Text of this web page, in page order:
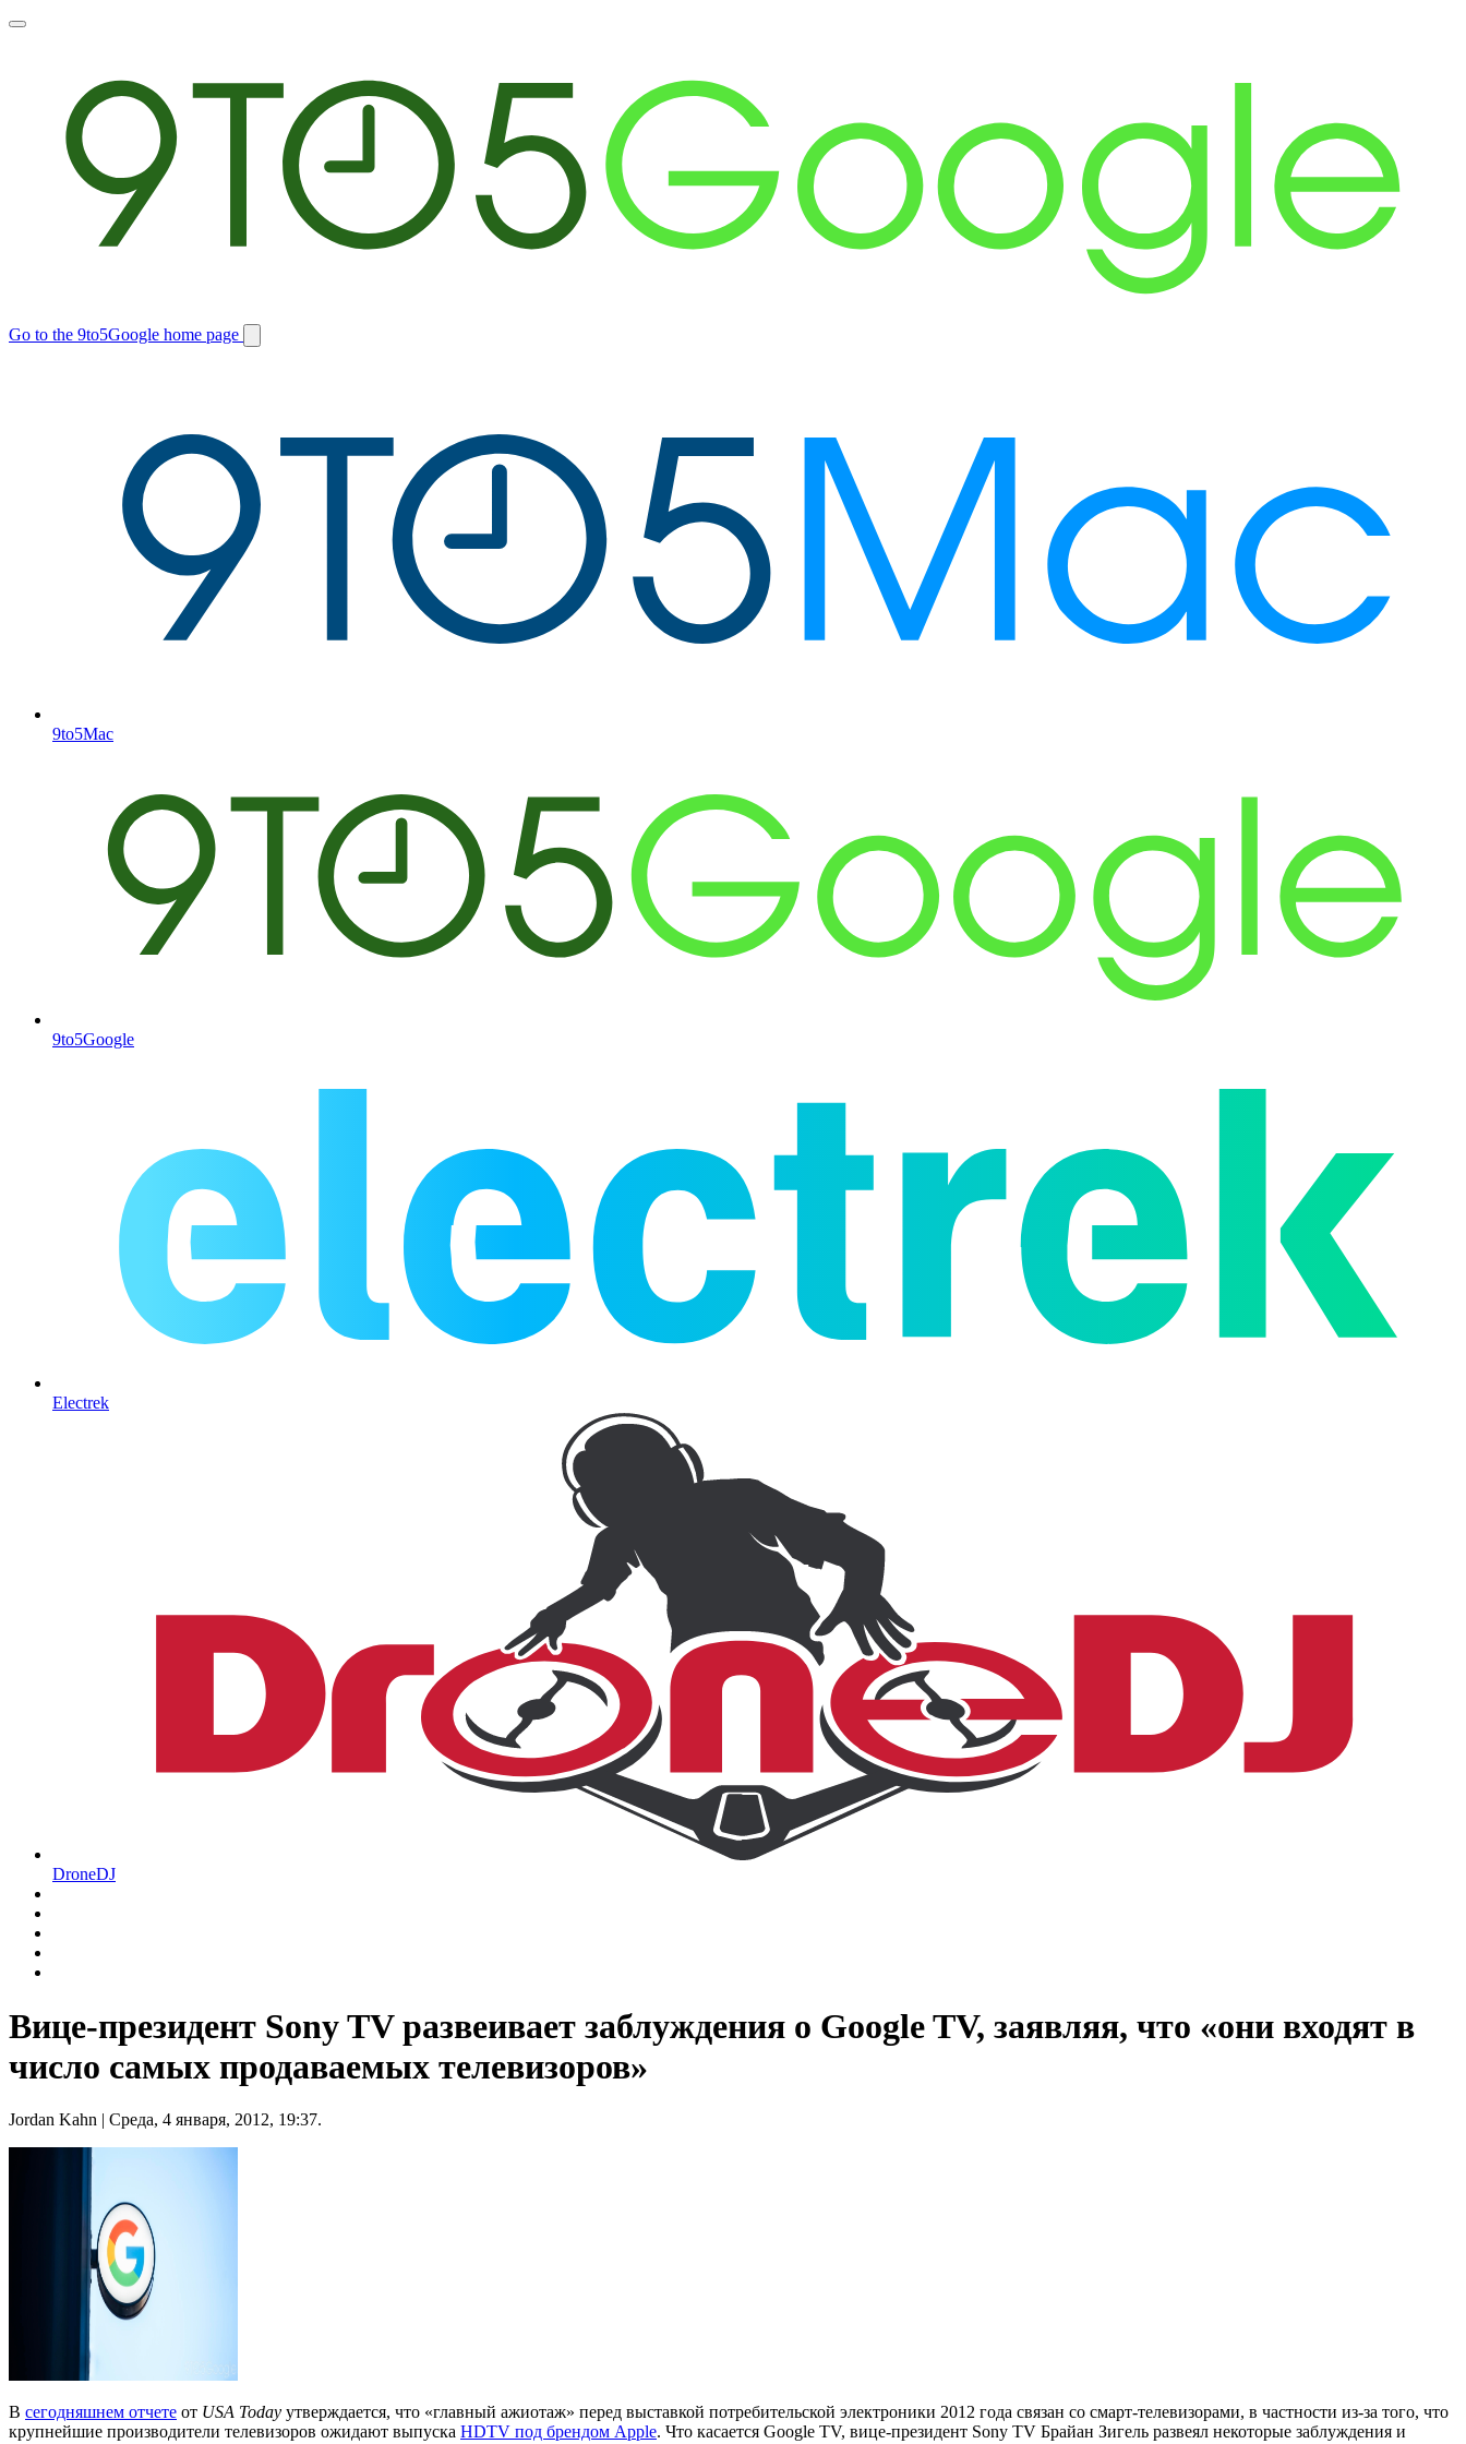
Toggle
Go to the 9to5Google home page
Switch
9to5Mac
9to5Google
Electrek
DroneDJ
Вице-президент Sony TV развеивает заблуждения о Google TV, заявляя, что «они входят в
число самых продаваемых телевизоров»
Jordan Kahn | Среда, 4 января, 2012, 19:37.
В сегодняшнем отчете от USA Today утверждается, что «главный ажиотаж» перед выставкой потребительской электроники 2012 года связан со смарт-телевизорами, в частности из-за того, что
крупнейшие производители телевизоров ожидают выпуска HDTV под брендом Apple. Что касается Google TV, вице-президент Sony TV Брайан Зигель развеял некоторые заблуждения и